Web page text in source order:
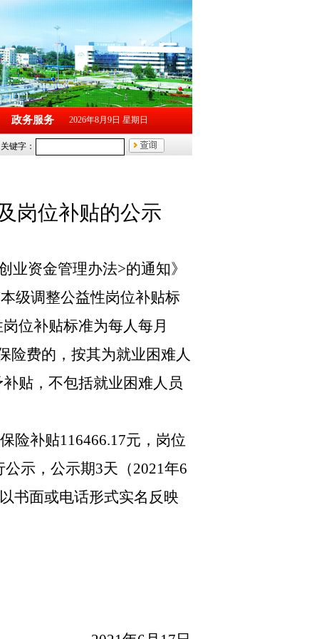
政务服务 2026年8月9日 星期日